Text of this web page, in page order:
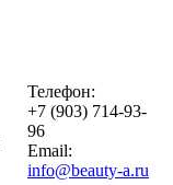
Телефон:
+7 (903) 714-93-
96
Email:
info@beauty-a.ru